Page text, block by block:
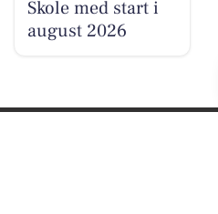
Skole med start i
august 2026